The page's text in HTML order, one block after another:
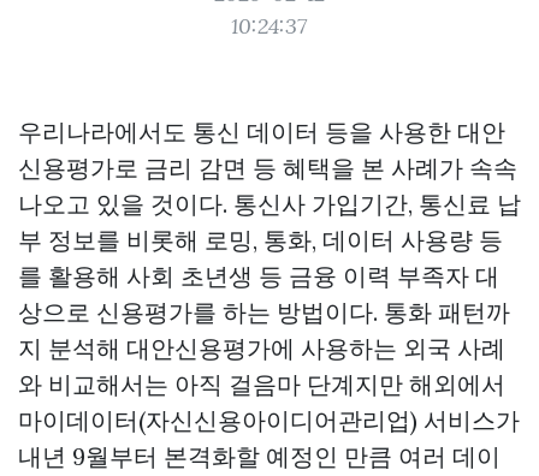
10:24:37
우리나라에서도 통신 데이터 등을 사용한 대안
신용평가로 금리 감면 등 혜택을 본 사례가 속속
나오고 있을 것이다. 통신사 가입기간, 통신료 납
부 정보를 비롯해 로밍, 통화, 데이터 사용량 등
를 활용해 사회 초년생 등 금융 이력 부족자 대
상으로 신용평가를 하는 방법이다. 통화 패턴까
지 분석해 대안신용평가에 사용하는 외국 사례
와 비교해서는 아직 걸음마 단계지만 해외에서
마이데이터(자신신용아이디어관리업) 서비스가
내년 9월부터 본격화할 예정인 만큼 여러 데이